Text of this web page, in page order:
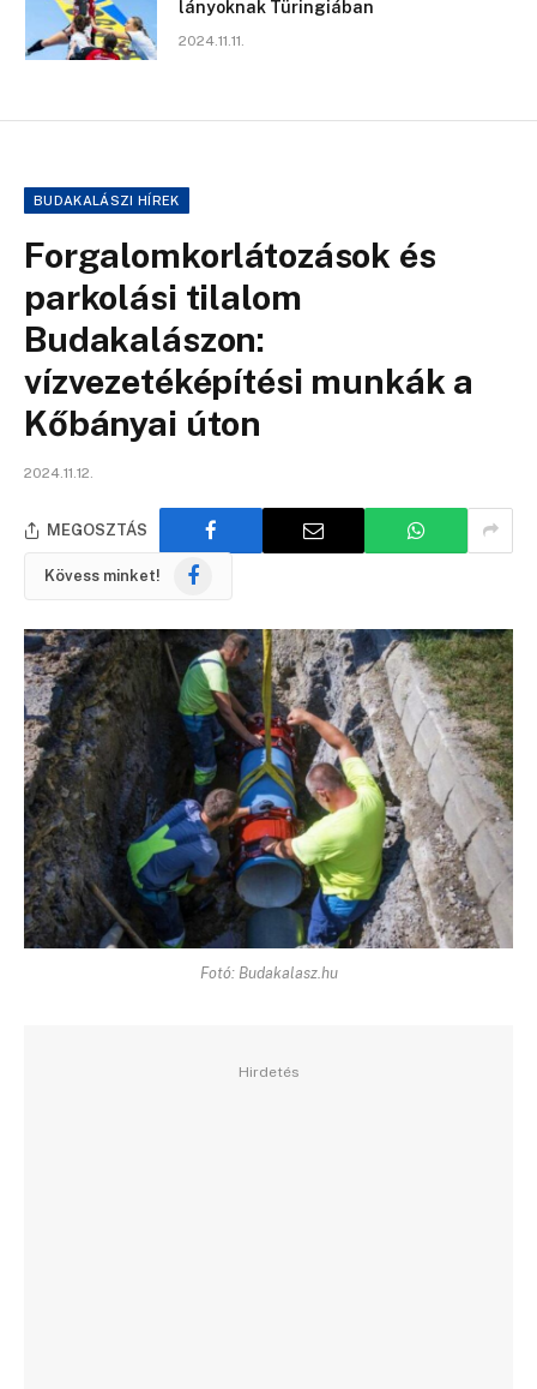
lányoknak Türingiában
2024.11.11.
BUDAKALÁSZI HÍREK
Forgalomkorlátozások és
parkolási tilalom
Budakalászon:
vízvezetéképítési munkák a
Kőbányai úton
2024.11.12.
MEGOSZTÁS
Kövess minket! Facebook
Fotó: Budakalasz.hu
Hirdetés